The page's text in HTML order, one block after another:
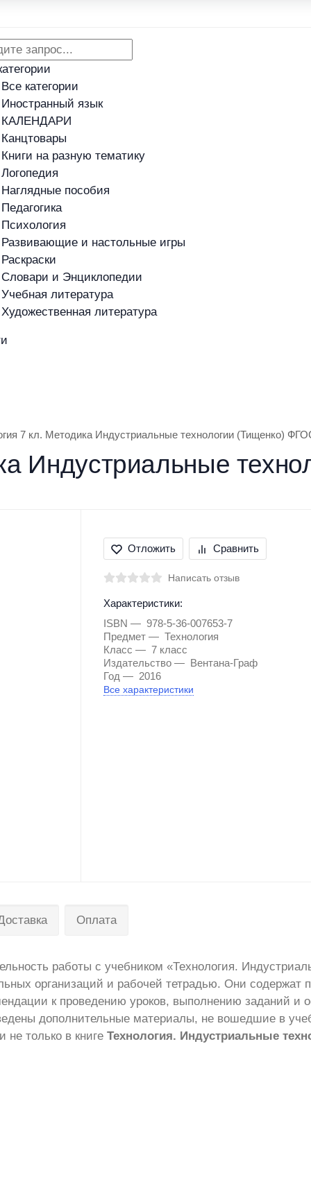
Все категории
Иностранный язык
КАЛЕНДАРИ
Канцтовары
Книги на разную тематику
Логопедия
Наглядные пособия
Педагогика
Психология
Развивающие и настольные игры
Раскраски
Словари и Энциклопедии
Учебная литература
Художественная литература
7 кл. Методика Индустриальные технологии (Тищенко)
Индустриальные
Отложить Сравнить
Написать отзыв
Характеристики:
ISBN
978-5-36-007653-7
Предмет
Технология
Класс
7 класс
Издательство
Вентана-Граф
Год
2016
Все характеристики
Оплата
работы с учебником «Технология.
организаций и рабочей тетрадью. Они содержат
к проведению уроков, выполнению заданий и
дополнительные материалы, не вошедшие в
только в книге Технология. Индустриальные